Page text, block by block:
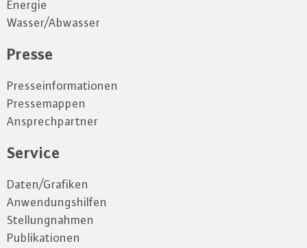
Energie
Wasser/Abwasser
Presse
Presseinformationen
Pressemappen
Ansprechpartner
Service
Daten/Grafiken
Anwendungshilfen
Stellungnahmen
Publikationen